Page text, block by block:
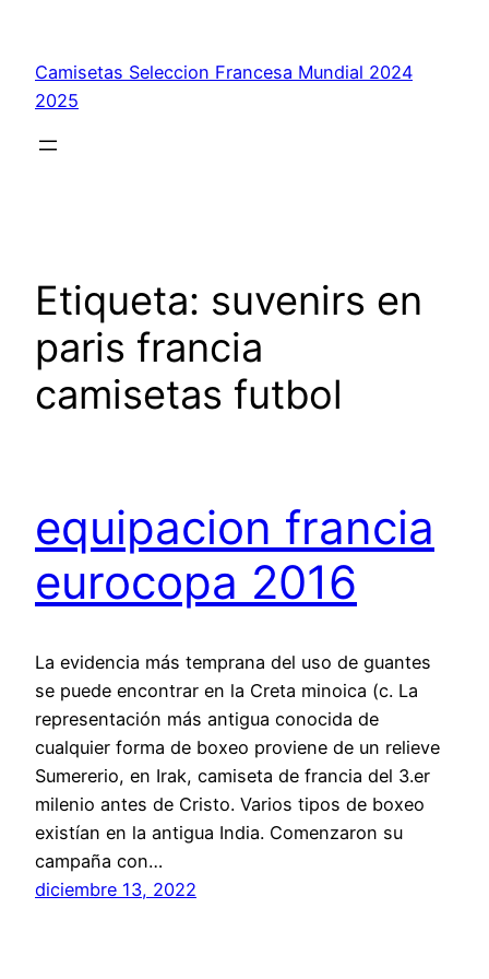
contenido
Camisetas Seleccion Francesa Mundial 2024
2025
Etiqueta: suvenirs en
paris francia
camisetas futbol
equipacion francia
eurocopa 2016
La evidencia más temprana del uso de guantes
se puede encontrar en la Creta minoica (c. La
representación más antigua conocida de
cualquier forma de boxeo proviene de un relieve
Sumererio, en Irak, camiseta de francia del 3.er
milenio antes de Cristo. Varios tipos de boxeo
existían en la antigua India. Comenzaron su
campaña con…
diciembre 13, 2022